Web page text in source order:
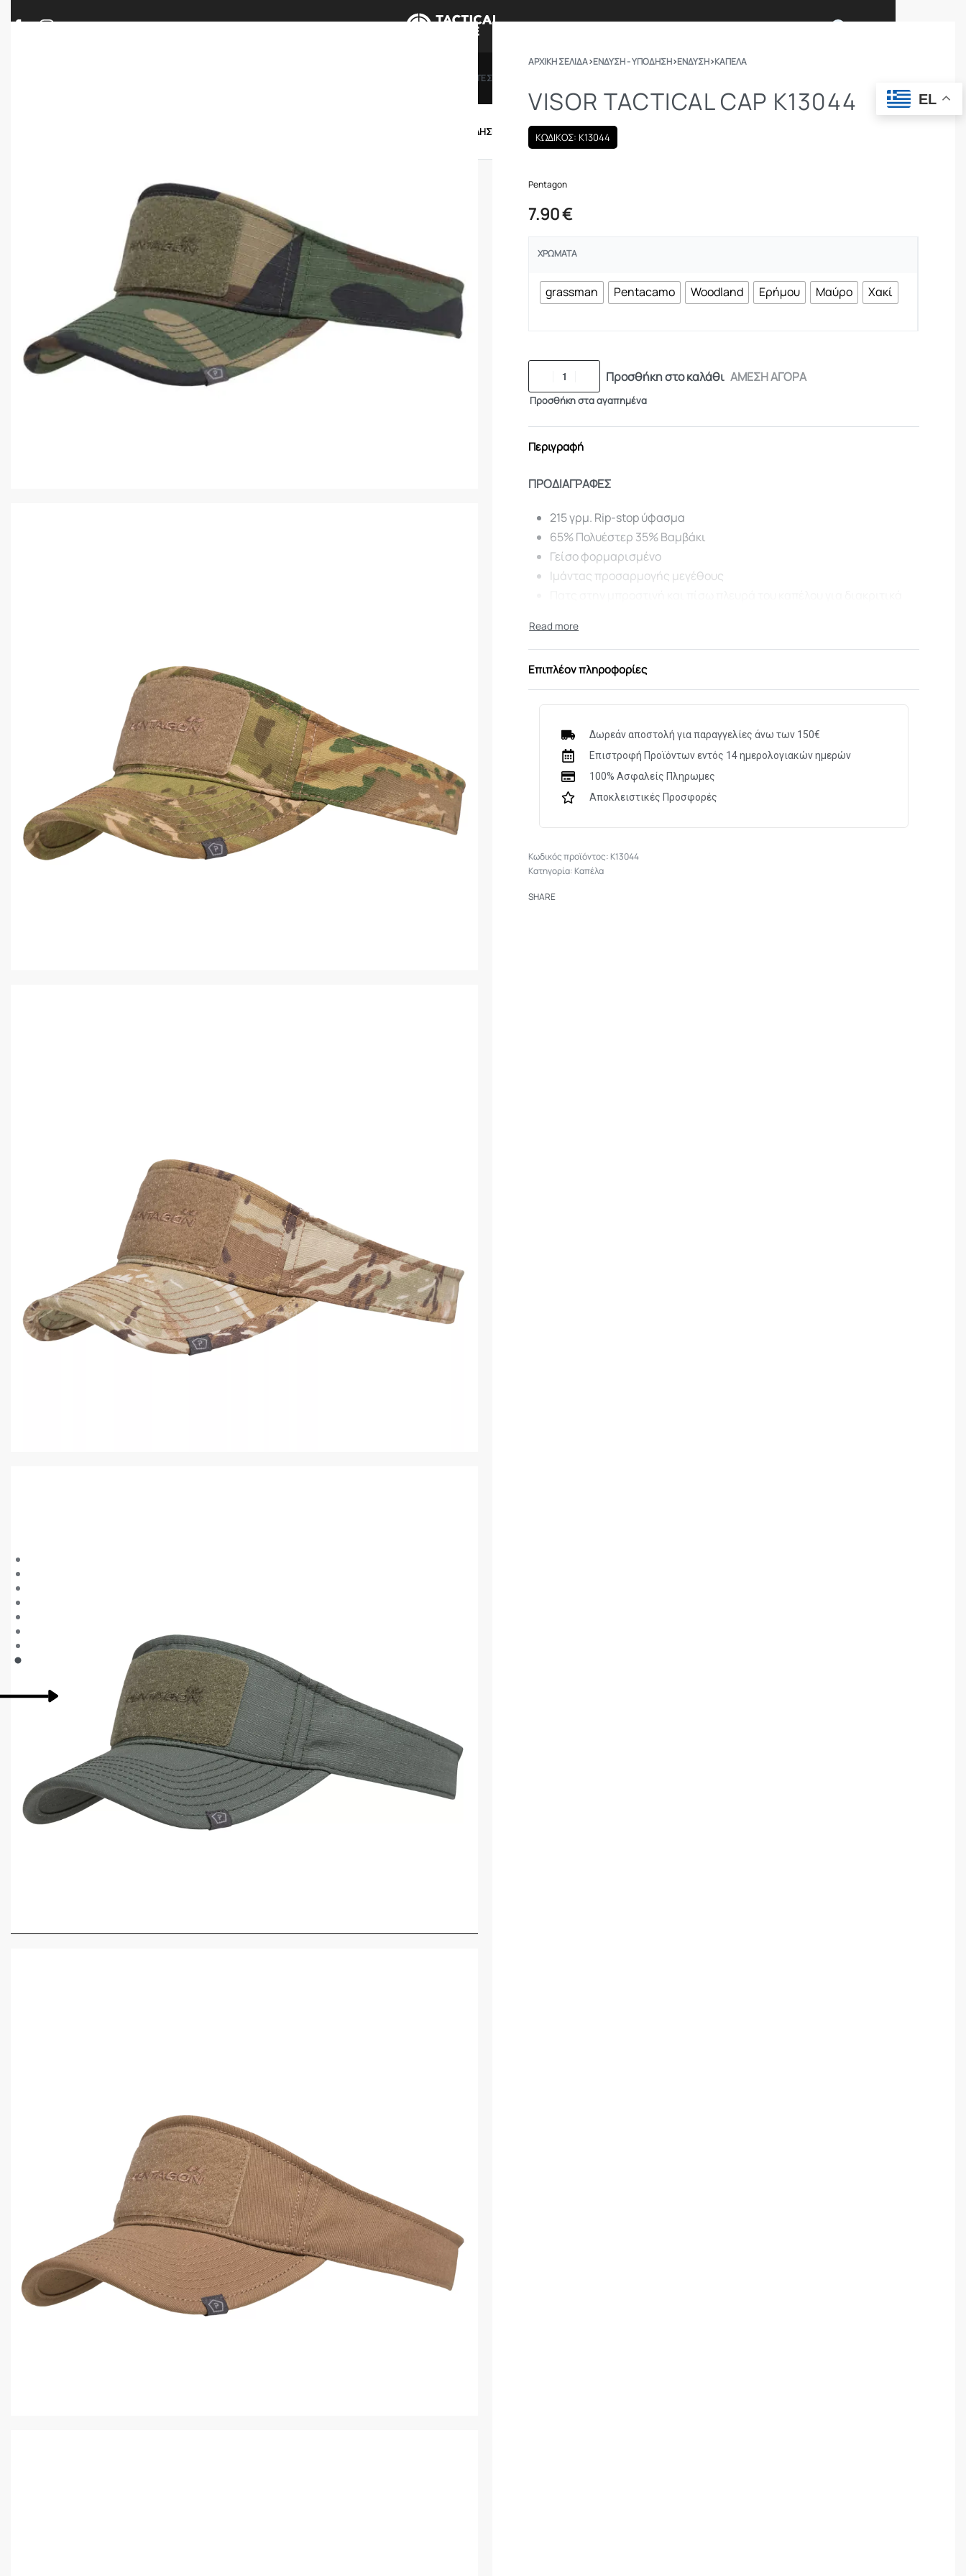
ΔΩΡΟΚΑΡΤΕΣ
ΕΝΔΥΣΗ – ΥΠΟΔΗΣΗ ΕΞΟΠΛΙΣΜΟΣ
ΑΡΧΙΚΉ ΣΕΛΊΔΑ›ΕΝΔΥΣΗ - ΥΠΟΔΗΣΗ›ΕΝΔΥΣΗ›ΚΑΠΈΛΑ
VISOR TACTICAL CAP K13044
ΚΩΔΙΚΟΣ: K13044
Pentagon
7.90€
ΧΡΏΜΑΤΑ
grassman Pentacamo Woodland Ερήμου Μαύρο Χακί
Προσθήκη στο καλάθι ΑΜΕΣΗ ΑΓΟΡΑ
Προσθήκη στα αγαπημένα
Περιγραφή
ΠΡΟΔΙΑΓΡΑΦΕΣ
215 γρμ. Rip-stop ύφασμα
65% Πολυέστερ 35% Βαμβάκι
Γείσο φορμαρισμένο
Ιμάντας προσαρμογής μεγέθους
Επιπλέον πληροφορίες
Δωρεάν αποστολή για παραγγελίες άνω των 150€
Επιστροφή Προϊόντων εντός 14 ημερολογιακών ημερών
100% Ασφαλείς Πληρωμες
Αποκλειστικές Προσφορές
K13044
Κατηγορία: Καπέλα
SHARE
EL